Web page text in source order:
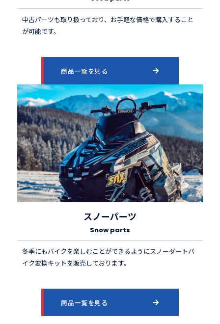
中古パーツも取り扱っており、お手軽な価格で購入すること
が可能です。
商品一覧を見る
スノーパーツ
Snow parts
冬季にもバイクを楽しむことができるようにスノーダートバ
イク変換キットを販売しております。
商品一覧を見る